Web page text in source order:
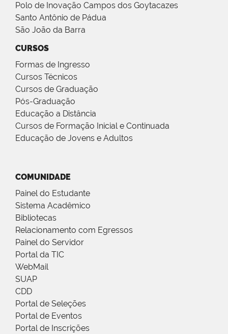
Polo de Inovação Campos dos Goytacazes
Santo Antônio de Pádua
São João da Barra
CURSOS
Formas de Ingresso
Cursos Técnicos
Cursos de Graduação
Pós-Graduação
Educação a Distância
Cursos de Formação Inicial e Continuada
Educação de Jovens e Adultos
COMUNIDADE
Painel do Estudante
Sistema Acadêmico
Bibliotecas
Relacionamento com Egressos
Painel do Servidor
Portal da TIC
WebMail
SUAP
CDD
Portal de Seleções
Portal de Eventos
Portal de Inscrições